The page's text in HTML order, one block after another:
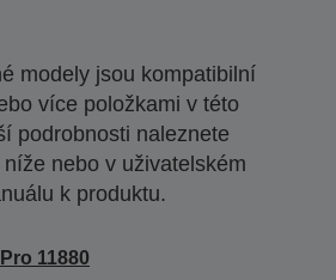
modely jsou kompatibilní
více položkami v této
podrobnosti naleznete
nebo v uživatelském
k produktu.
11880